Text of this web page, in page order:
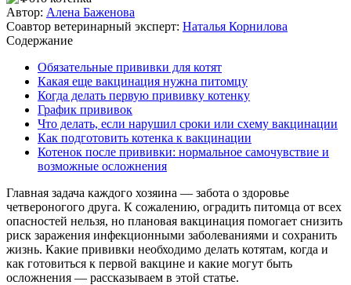
Автор: Алена Баженова
Соавтор ветеринарный эксперт: Наталья Корнилова
Содержание
Обязательные прививки для котят
Какая еще вакцинация нужна питомцу
Когда делать первую прививку котенку
График прививок
Что делать, если нарушил сроки или схему вакцинации
Как подготовить котенка к вакцинации
Котенок после прививки: нормальное самочувствие и
возможные осложнения
Главная задача каждого хозяина — забота о здоровье
четвероногого друга. К сожалению, оградить питомца от всех
опасностей нельзя, но плановая вакцинация помогает снизить
риск заражения инфекционными заболеваниями и сохранить
жизнь. Какие прививки необходимо делать котятам, когда и
как готовиться к первой вакцине и какие могут быть
осложнения — рассказываем в этой статье.